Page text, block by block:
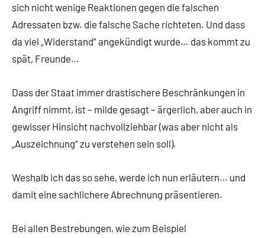
sich nicht wenige Reaktionen gegen die falschen
Adressaten bzw. die falsche Sache richteten. Und dass
da viel „Widerstand“ angekündigt wurde… das kommt zu
spät, Freunde…
Dass der Staat immer drastischere Beschränkungen in
Angriff nimmt, ist – milde gesagt – ärgerlich, aber auch in
gewisser Hinsicht nachvollziehbar (was aber nicht als
„Auszeichnung“ zu verstehen sein soll).
Weshalb ich das so sehe, werde ich nun erläutern… und
damit eine sachlichere Abrechnung präsentieren.
Bei allen Bestrebungen, wie zum Beispiel